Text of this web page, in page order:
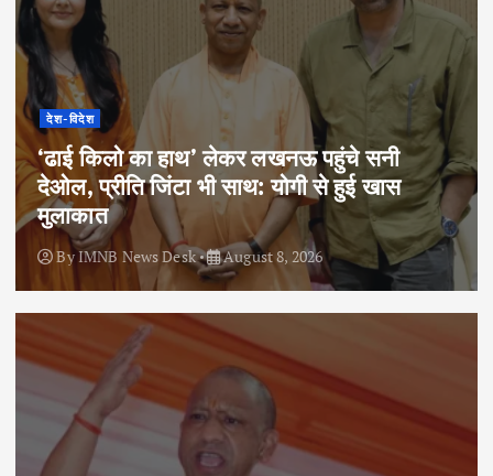
देश-विदेश
‘ढाई किलो का हाथ’ लेकर लखनऊ पहुंचे सनी
देओल, प्रीति जिंटा भी साथ: योगी से हुई खास
मुलाकात
ByIMNB News Desk August 8, 2026